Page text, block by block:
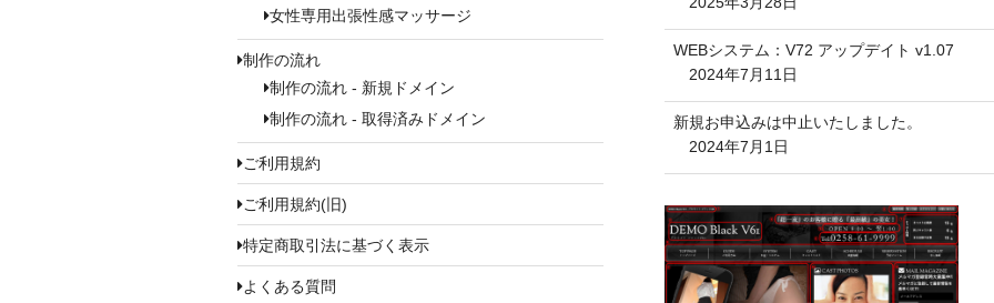
女性専用出張性感マッサージ
制作の流れ
制作の流れ - 新規ドメイン
制作の流れ - 取得済みドメイン
ご利用規約
ご利用規約(旧)
特定商取引法に基づく表示
よくある質問
WEBシステム：V72 アップデイト v1.07
2024年7月11日
新規お申込みは中止いたしました。
2024年7月1日